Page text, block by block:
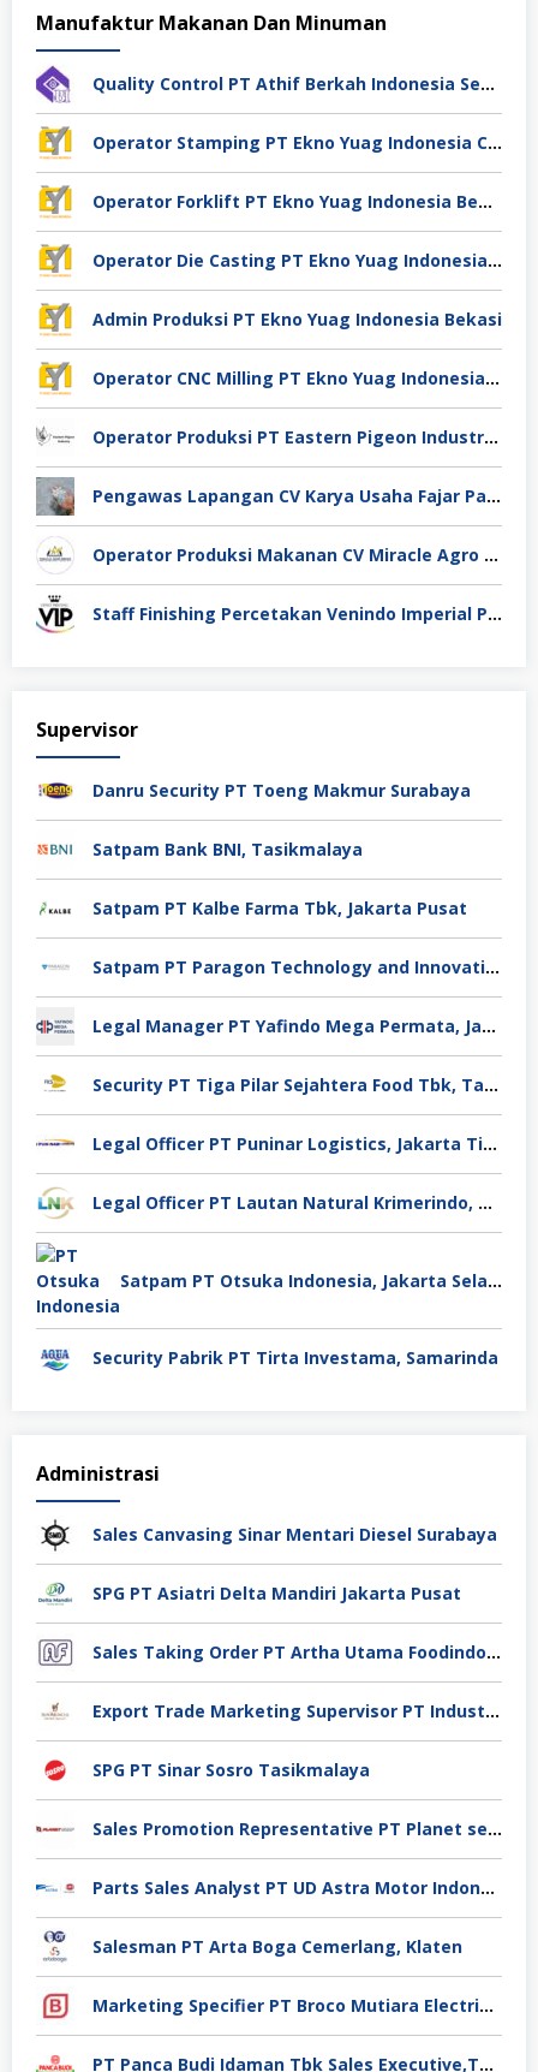
Manufaktur Makanan Dan Minuman
Quality Control PT Athif Berkah Indonesia Semarang
Operator Stamping PT Ekno Yuag Indonesia Cikarang
Operator Forklift PT Ekno Yuag Indonesia Bekasi
Operator Die Casting PT Ekno Yuag Indonesia Bekasi
Admin Produksi PT Ekno Yuag Indonesia Bekasi
Operator CNC Milling PT Ekno Yuag Indonesia Bekasi
Operator Produksi PT Eastern Pigeon Industry Deli Serdang
Pengawas Lapangan CV Karya Usaha Fajar Pasuruan
Operator Produksi Makanan CV Miracle Agro Spices Sidoarjo
Staff Finishing Percetakan Venindo Imperial Perkasa Bandung Kota
Supervisor
Danru Security PT Toeng Makmur Surabaya
Satpam Bank BNI, Tasikmalaya
Satpam PT Kalbe Farma Tbk, Jakarta Pusat
Satpam PT Paragon Technology and Innovation Jakarta
Legal Manager PT Yafindo Mega Permata, Jakarta Barat
Security PT Tiga Pilar Sejahtera Food Tbk, Tangerang
Legal Officer PT Puninar Logistics, Jakarta Timur
Legal Officer PT Lautan Natural Krimerindo, Mojokerto
Satpam PT Otsuka Indonesia, Jakarta Selatan
Security Pabrik PT Tirta Investama, Samarinda
Administrasi
Sales Canvasing Sinar Mentari Diesel Surabaya
SPG PT Asiatri Delta Mandiri Jakarta Pusat
Sales Taking Order PT Artha Utama Foodindo Tangerang
Export Trade Marketing Supervisor PT Industri Jamu Dan Farmasi Sido Muncul Tbk, Jakarta
SPG PT Sinar Sosro Tasikmalaya
Sales Promotion Representative PT Planet selancar Mandiri, Pontianak
Parts Sales Analyst PT UD Astra Motor Indonesia, Jakarta Utara
Salesman PT Arta Boga Cemerlang, Klaten
Marketing Specifier PT Broco Mutiara Electrical Industry, Tangerang
PT Panca Budi Idaman Tbk Sales Executive,Tangerang